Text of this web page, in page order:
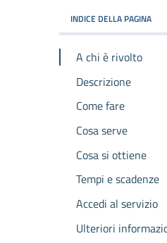
INDICE DELLA PAGINA
A chi è rivolto
Descrizione
Come fare
Cosa serve
Cosa si ottiene
Tempi e scadenze
Accedi al servizio
Ulteriori